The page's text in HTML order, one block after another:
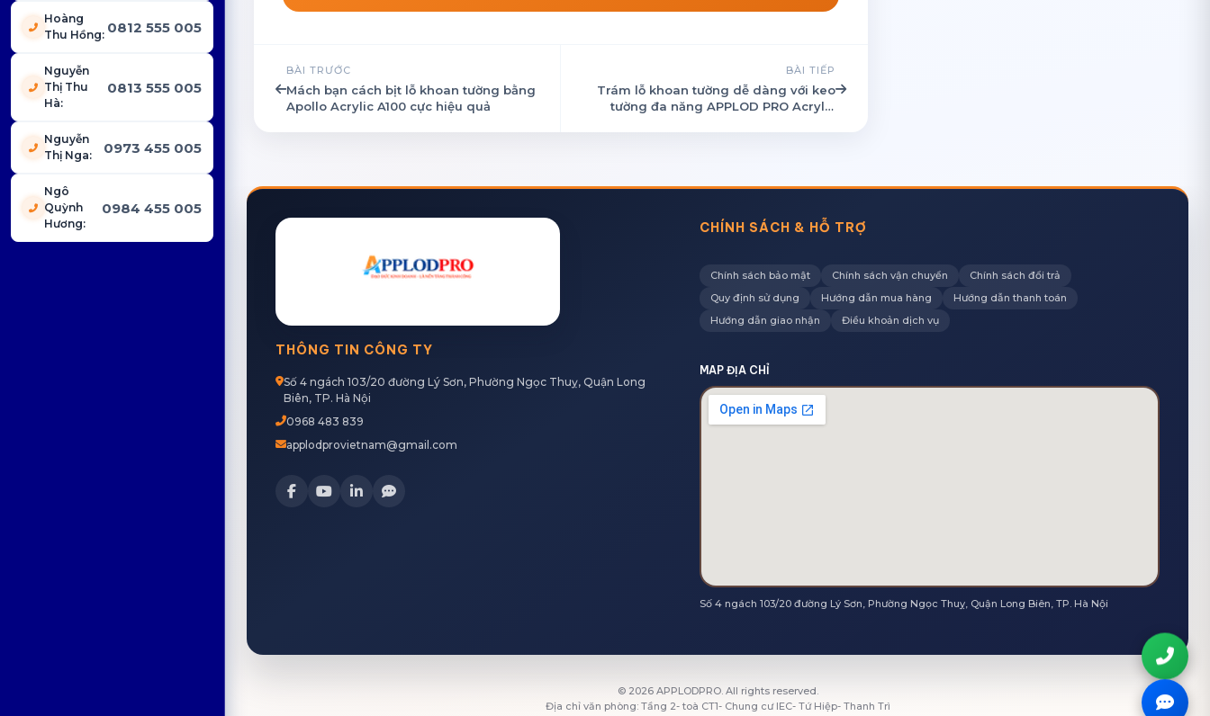
Hoàng
Thu Hồng: 0812 555 005
Nguyễn
Thị Thu
Hà:
0813 555 005
Nguyễn
Thị Nga: 0973 455 005
Ngô
Quỳnh
Hương:
0984 455 005
BÀI TRƯỚC
Mách bạn cách bịt lỗ khoan tường bằng
Apollo Acrylic A100 cực hiệu quả
BÀI TIẾP
Trám lỗ khoan tường dễ dàng với keo
tường đa năng APPLOD PRO Acrylic
THÔNG TIN CÔNG TY
Số 4 ngách 103/20 đường Lý Sơn, Phường Ngọc Thuỵ, Quận Long
Biên, TP. Hà Nội
0968 483 839
applodprovietnam@gmail.com
CHÍNH SÁCH & HỖ TRỢ
Chính sách bảo mật Chính sách vận chuyển
Chính sách đổi trả
Quy định sử dụng
Hướng dẫn mua hàng
Hướng dẫn thanh toán
Hướng dẫn giao nhận
Điều khoản dịch vụ
MAP ĐỊA CHỈ
Số 4 ngách 103/20 đường Lý Sơn, Phường Ngọc Thuỵ, Quận Long Biên, TP. Hà Nội
© 2026APPLODPRO. All rights reserved.
Địa chỉ văn phòng: Tầng 2- toà CT1- Chung cư IEC- Tứ Hiệp- Thanh Trì